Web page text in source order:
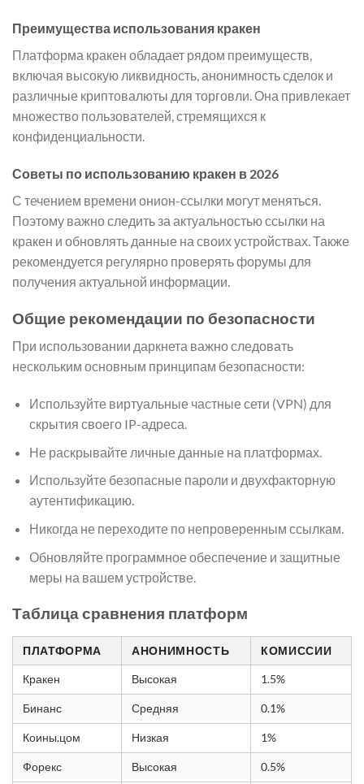
Преимущества использования кракен
Платформа кракен обладает рядом преимуществ,
включая высокую ликвидность, анонимность сделок и
различные криптовалюты для торговли. Она привлекает
множество пользователей, стремящихся к
конфиденциальности.
Советы по использованию кракен в 2026
С течением времени онион-ссылки могут меняться.
Поэтому важно следить за актуальностью ссылки на
кракен и обновлять данные на своих устройствах. Также
рекомендуется регулярно проверять форумы для
получения актуальной информации.
Общие рекомендации по безопасности
При использовании даркнета важно следовать
нескольким основным принципам безопасности:
Используйте виртуальные частные сети (VPN) для
скрытия своего IP-адреса.
Не раскрывайте личные данные на платформах.
Используйте безопасные пароли и двухфакторную
аутентификацию.
Никогда не переходите по непроверенным ссылкам.
Обновляйте программное обеспечение и защитные
меры на вашем устройстве.
Таблица сравнения платформ
ПЛАТФОРМА АНОНИМНОСТЬ КОМИССИИ
Кракен Высокая 1.5%
Бинанс Средняя 0.1%
Коины.цом Низкая 1%
Форекс Высокая 0.5%